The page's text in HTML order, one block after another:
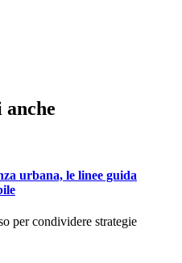
urbana, le linee guida
per condividere strategie